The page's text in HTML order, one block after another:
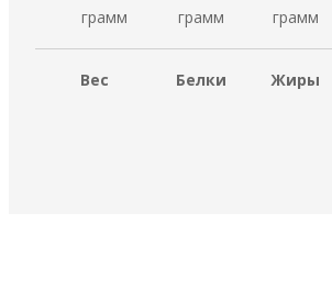
грамм грамм грамм
Вес Белки Жиры